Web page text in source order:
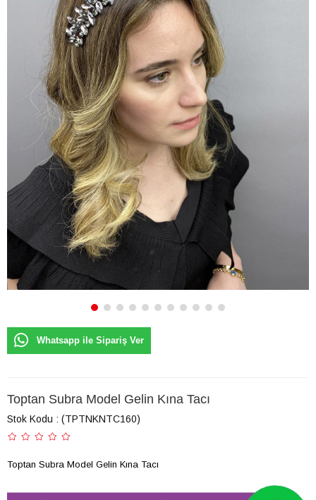
Whatsapp ile Sipariş Ver
Toptan Subra Model Gelin Kına Tacı
Stok Kodu (TPTNKNTC160)
Toptan Subra Model Gelin Kına Tacı